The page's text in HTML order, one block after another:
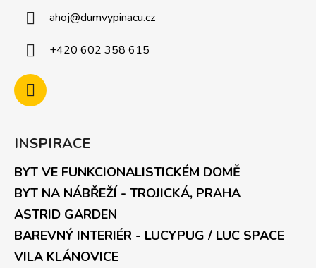
ahoj@dumvypinacu.cz
+420 602 358 615
INSPIRACE
BYT VE FUNKCIONALISTICKÉM DOMĚ
BYT NA NÁBŘEŽÍ - TROJICKÁ, PRAHA
ASTRID GARDEN
BAREVNÝ INTERIÉR - LUCYPUG / LUC SPACE
VILA KLÁNOVICE